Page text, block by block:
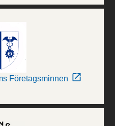
Företagsminnen